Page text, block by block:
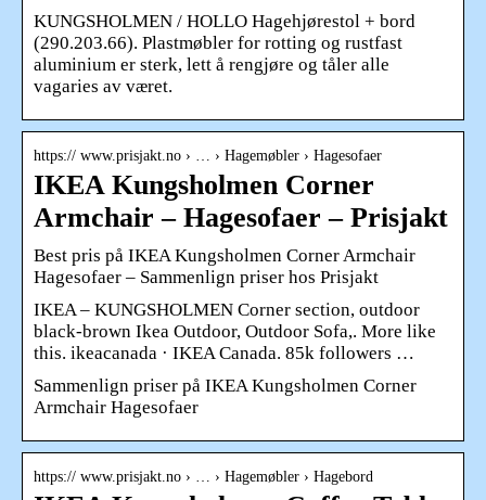
KUNGSHOLMEN / HOLLO Hagehjørestol + bord
(290.203.66). Plastmøbler for rotting og rustfast
aluminium er sterk, lett å rengjøre og tåler alle
vagaries av været.
https:// www.prisjakt.no › … › Hagemøbler › Hagesofaer
IKEA Kungsholmen Corner
Armchair – Hagesofaer – Prisjakt
Best pris på IKEA Kungsholmen Corner Armchair
Hagesofaer – Sammenlign priser hos Prisjakt
IKEA – KUNGSHOLMEN Corner section, outdoor
black-brown Ikea Outdoor, Outdoor Sofa,. More like
this. ikeacanada · IKEA Canada. 85k followers …
Sammenlign priser på IKEA Kungsholmen Corner
Armchair Hagesofaer
https:// www.prisjakt.no › … › Hagemøbler › Hagebord